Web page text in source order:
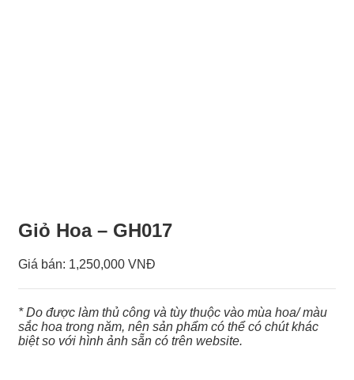
Giỏ Hoa – GH017
Giá bán: 1,250,000 VNĐ
* Do được làm thủ công và tùy thuộc vào mùa hoa/ màu
sắc hoa trong năm, nên sản phẩm có thể có chút khác
biệt so với hình ảnh sẵn có trên website.